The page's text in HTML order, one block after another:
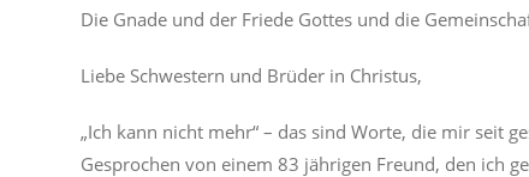
Die Gnade und der Friede Gottes und die
Liebe Schwestern und Brüder in Christus,
„Ich kann nicht mehr“ – das sind Worte, die mir seit
Gesprochen von einem 83 jährigen Freund, den ich